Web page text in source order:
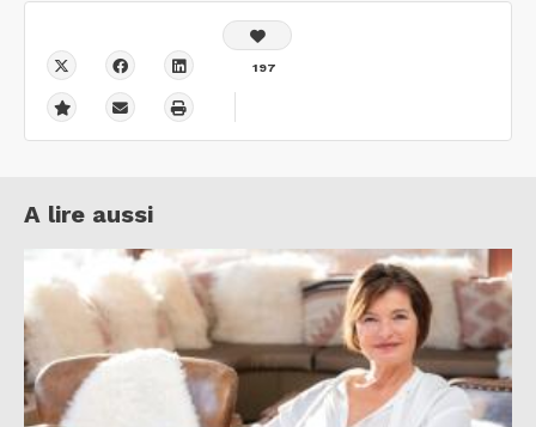
197
A lire aussi